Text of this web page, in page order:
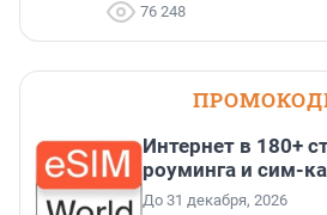
76 248
Интернет в 180+
роуминга и сим-
До 31 декабря, 2026